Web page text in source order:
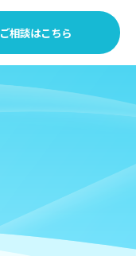
ご相談はこちら